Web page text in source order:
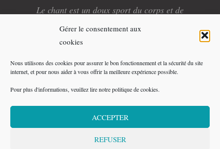
Gérer le consentement aux
cookies
Nous utilisons des cookies pour assurer le bon fonctionnement et la sécurité du site
internet, et pour nous aider à vous offrir la meilleure expérience possible.
Pour plus d'informations, veuillez lire notre politique de cookies.
ACCEPTER
REFUSER
Le chant est un doux sport du corps et de
l’esprit.
E
n
l
o
e
d
t
u
b
i
t
r
Mentions légales